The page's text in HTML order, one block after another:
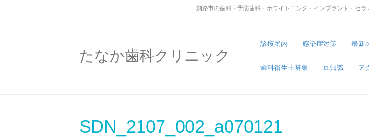
釧路市の歯科・予防歯科・ホワイトニング・インプラント・セ
たなか歯科クリニック
診療案内 感染症対策 最新
歯科衛生士募集 豆知識 ア
SDN_2107_002_a070121